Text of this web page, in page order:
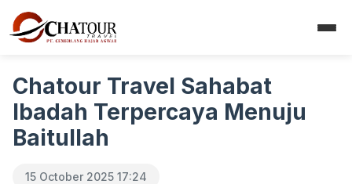
Chatour Travel Sahabat
Ibadah Terpercaya Menuju
Baitullah
15 October 2025 17:24